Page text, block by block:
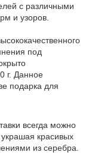
с различными
и узоров.
под
г. Данное
подарка для
всегда можно
красивых
из серебра.